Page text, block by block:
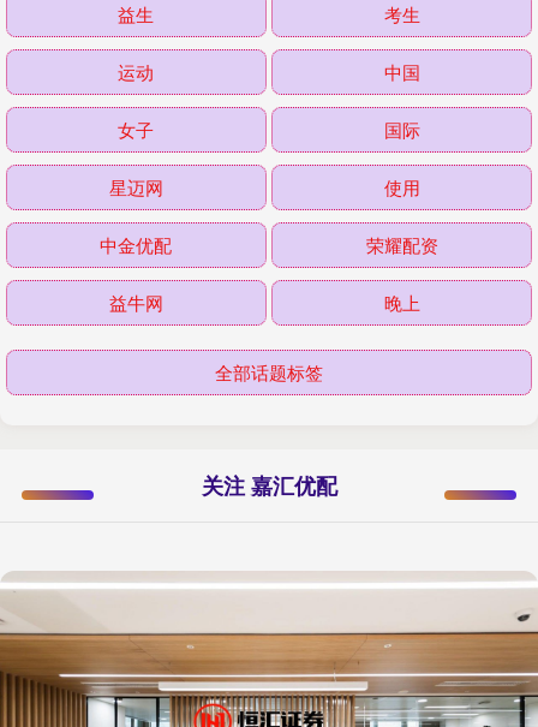
益生 考生
运动 中国
女子 国际
星迈网 使用
中金优配 荣耀配资
益牛网 晚上
全部话题标签
关注 嘉汇优配